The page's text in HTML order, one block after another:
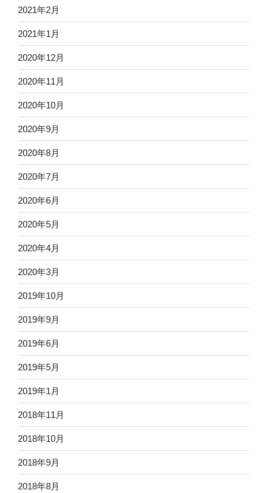
2021年2月
2021年1月
2020年12月
2020年11月
2020年10月
2020年9月
2020年8月
2020年7月
2020年6月
2020年5月
2020年4月
2020年3月
2019年10月
2019年9月
2019年6月
2019年5月
2019年1月
2018年11月
2018年10月
2018年9月
2018年8月